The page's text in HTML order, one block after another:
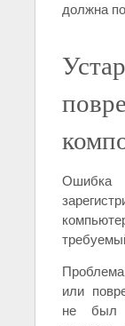
должна
или
не был